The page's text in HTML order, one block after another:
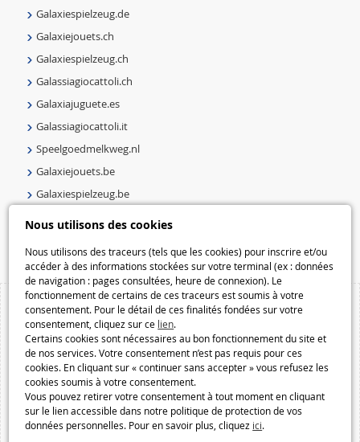
Nous utilisons des cookies
Nous utilisons des traceurs (tels que les cookies) pour inscrire et/ou
accéder à des informations stockées sur votre terminal (ex : données
de navigation : pages consultées, heure de connexion). Le
fonctionnement de certains de ces traceurs est soumis à votre
consentement. Pour le détail de ces finalités fondées sur votre
consentement, cliquez sur ce lien.
Certains cookies sont nécessaires au bon fonctionnement du site et
de nos services. Votre consentement n’est pas requis pour ces
cookies. En cliquant sur « continuer sans accepter » vous refusez les
cookies soumis à votre consentement.
Vous pouvez retirer votre consentement à tout moment en cliquant
sur le lien accessible dans notre politique de protection de vos
données personnelles. Pour en savoir plus, cliquez ici.
Galaxiespielzeug.de
Galaxiejouets.ch
Galaxiespielzeug.ch
Galassiagiocattoli.ch
Galaxiajuguete.es
Galassiagiocattoli.it
Speelgoedmelkweg.nl
Galaxiejouets.be
Galaxiespielzeug.be